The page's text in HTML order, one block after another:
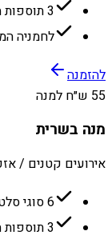
3 תוספות חמות
לחמניה
להזמנה
55 ש״ח למנה
מנה בשרית
אירועים קטנים /
6 סוגי סלטים
3 תוספות חמות